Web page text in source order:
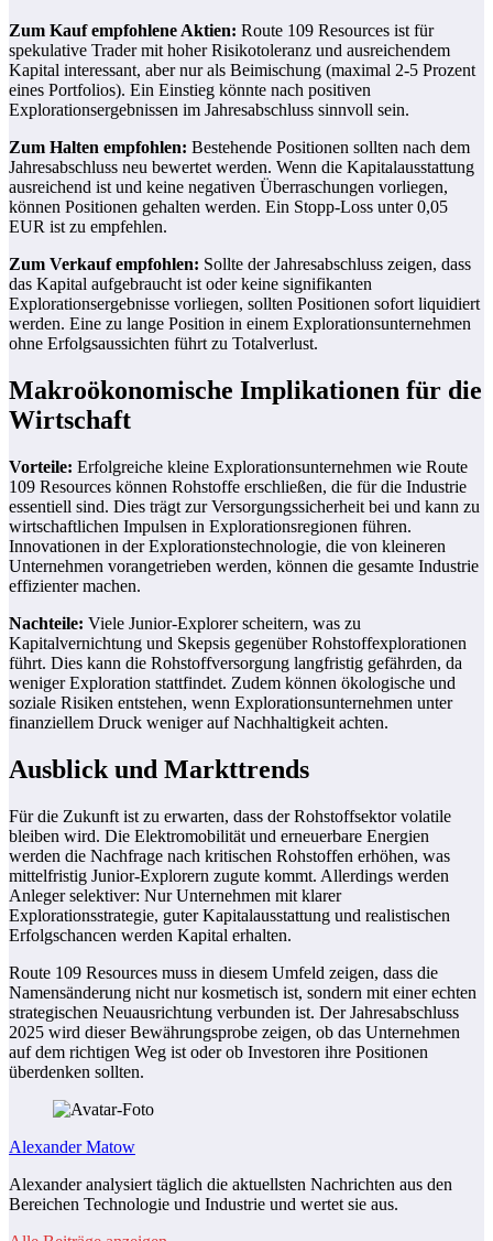
Zum Kauf empfohlene Aktien: Route 109 Resources ist für
spekulative Trader mit hoher Risikotoleranz und ausreichendem
Kapital interessant, aber nur als Beimischung (maximal 2-5 Prozent
eines Portfolios). Ein Einstieg könnte nach positiven
Explorationsergebnissen im Jahresabschluss sinnvoll sein.
Zum Halten empfohlen: Bestehende Positionen sollten nach dem
Jahresabschluss neu bewertet werden. Wenn die Kapitalausstattung
ausreichend ist und keine negativen Überraschungen vorliegen,
können Positionen gehalten werden. Ein Stopp-Loss unter 0,05
EUR ist zu empfehlen.
Zum Verkauf empfohlen: Sollte der Jahresabschluss zeigen, dass
das Kapital aufgebraucht ist oder keine signifikanten
Explorationsergebnisse vorliegen, sollten Positionen sofort liquidiert
werden. Eine zu lange Position in einem Explorationsunternehmen
ohne Erfolgsaussichten führt zu Totalverlust.
Makroökonomische Implikationen für die
Wirtschaft
Vorteile: Erfolgreiche kleine Explorationsunternehmen wie Route
109 Resources können Rohstoffe erschließen, die für die Industrie
essentiell sind. Dies trägt zur Versorgungssicherheit bei und kann zu
wirtschaftlichen Impulsen in Explorationsregionen führen.
Innovationen in der Explorationstechnologie, die von kleineren
Unternehmen vorangetrieben werden, können die gesamte Industrie
effizienter machen.
Nachteile: Viele Junior-Explorer scheitern, was zu
Kapitalvernichtung und Skepsis gegenüber Rohstoffexplorationen
führt. Dies kann die Rohstoffversorgung langfristig gefährden, da
weniger Exploration stattfindet. Zudem können ökologische und
soziale Risiken entstehen, wenn Explorationsunternehmen unter
finanziellem Druck weniger auf Nachhaltigkeit achten.
Ausblick und Markttrends
Für die Zukunft ist zu erwarten, dass der Rohstoffsektor volatile
bleiben wird. Die Elektromobilität und erneuerbare Energien
werden die Nachfrage nach kritischen Rohstoffen erhöhen, was
mittelfristig Junior-Explorern zugute kommt. Allerdings werden
Anleger selektiver: Nur Unternehmen mit klarer
Explorationsstrategie, guter Kapitalausstattung und realistischen
Erfolgschancen werden Kapital erhalten.
Route 109 Resources muss in diesem Umfeld zeigen, dass die
Namensänderung nicht nur kosmetisch ist, sondern mit einer echten
strategischen Neuausrichtung verbunden ist. Der Jahresabschluss
2025 wird dieser Bewährungsprobe zeigen, ob das Unternehmen
auf dem richtigen Weg ist oder ob Investoren ihre Positionen
überdenken sollten.
Alexander Matow
Alexander analysiert täglich die aktuellsten Nachrichten aus den
Bereichen Technologie und Industrie und wertet sie aus.